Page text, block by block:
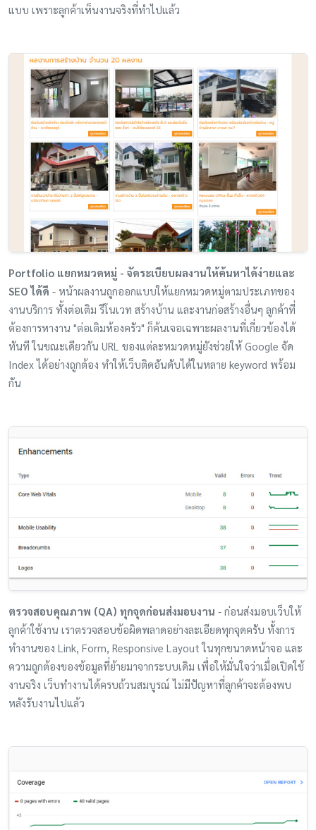
แบบ เพราะลูกค้าเห็นงานจริงที่ทำไปแล้ว
Portfolio แยกหมวดหมู่ - จัดระเบียบผลงานให้ค้นหาได้ง่ายและ
SEO ได้ดี - หน้าผลงานถูกออกแบบให้แยกหมวดหมู่ตามประเภทของ
งานบริการ ทั้งต่อเติม รีโนเวท สร้างบ้าน และงานก่อสร้างอื่นๆ ลูกค้าที่
ต้องการหางาน "ต่อเติมห้องครัว" ก็ค้นเจอเฉพาะผลงานที่เกี่ยวข้องได้
ทันที ในขณะเดียวกัน URL ของแต่ละหมวดหมู่ยังช่วยให้ Google จัด
Index ได้อย่างถูกต้อง ทำให้เว็บติดอันดับได้ในหลาย keyword พร้อม
กัน
ตรวจสอบคุณภาพ (QA) ทุกจุดก่อนส่งมอบงาน - ก่อนส่งมอบเว็บให้
ลูกค้าใช้งาน เราตรวจสอบข้อผิดพลาดอย่างละเอียดทุกจุดครับ ทั้งการ
ทำงานของ Link, Form, Responsive Layout ในทุกขนาดหน้าจอ และ
ความถูกต้องของข้อมูลที่ย้ายมาจากระบบเดิม เพื่อให้มั่นใจว่าเมื่อเปิดใช้
งานจริง เว็บทำงานได้ครบถ้วนสมบูรณ์ ไม่มีปัญหาที่ลูกค้าจะต้องพบ
หลังรับงานไปแล้ว